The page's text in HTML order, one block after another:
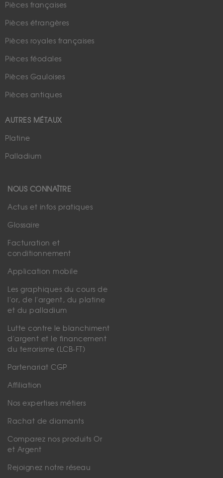
Pièces françaises
Pièces étrangères
Pièces royales françaises
Pièces féodales
Pièces Gauloises
Pièces antiques
AUTRES MÉTAUX
Platine
Palladium
NOUS CONNAÎTRE
Actus et infos pratiques
Glossaire
Facturation et
conditionnement
Application mobile
Les graphiques du cours de
l'or, de l'argent, du platine
et du palladium
Lutte contre le blanchiment
d'argent et le financement
du terrorisme (LCB-FT)
Partenariat CGP
Affiliation
Nos expertises métiers
Rachat de diamants
Comparez nos produits Or
et Argent
Rejoignez notre réseau